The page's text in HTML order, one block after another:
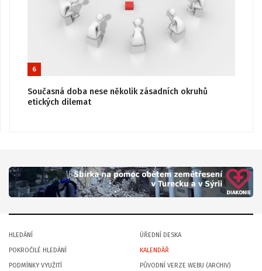
6
Současná doba nese několik zásadních okruhů
etických dilemat
HLEDÁNÍ
POKROČILÉ HLEDÁNÍ
PODMÍNKY VYUŽITÍ
ÚŘEDNÍ DESKA
KALENDÁŘ
PŮVODNÍ VERZE WEBU (ARCHIV)